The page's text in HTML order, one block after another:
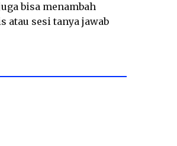
bisa menambah
atau sesi tanya jawab